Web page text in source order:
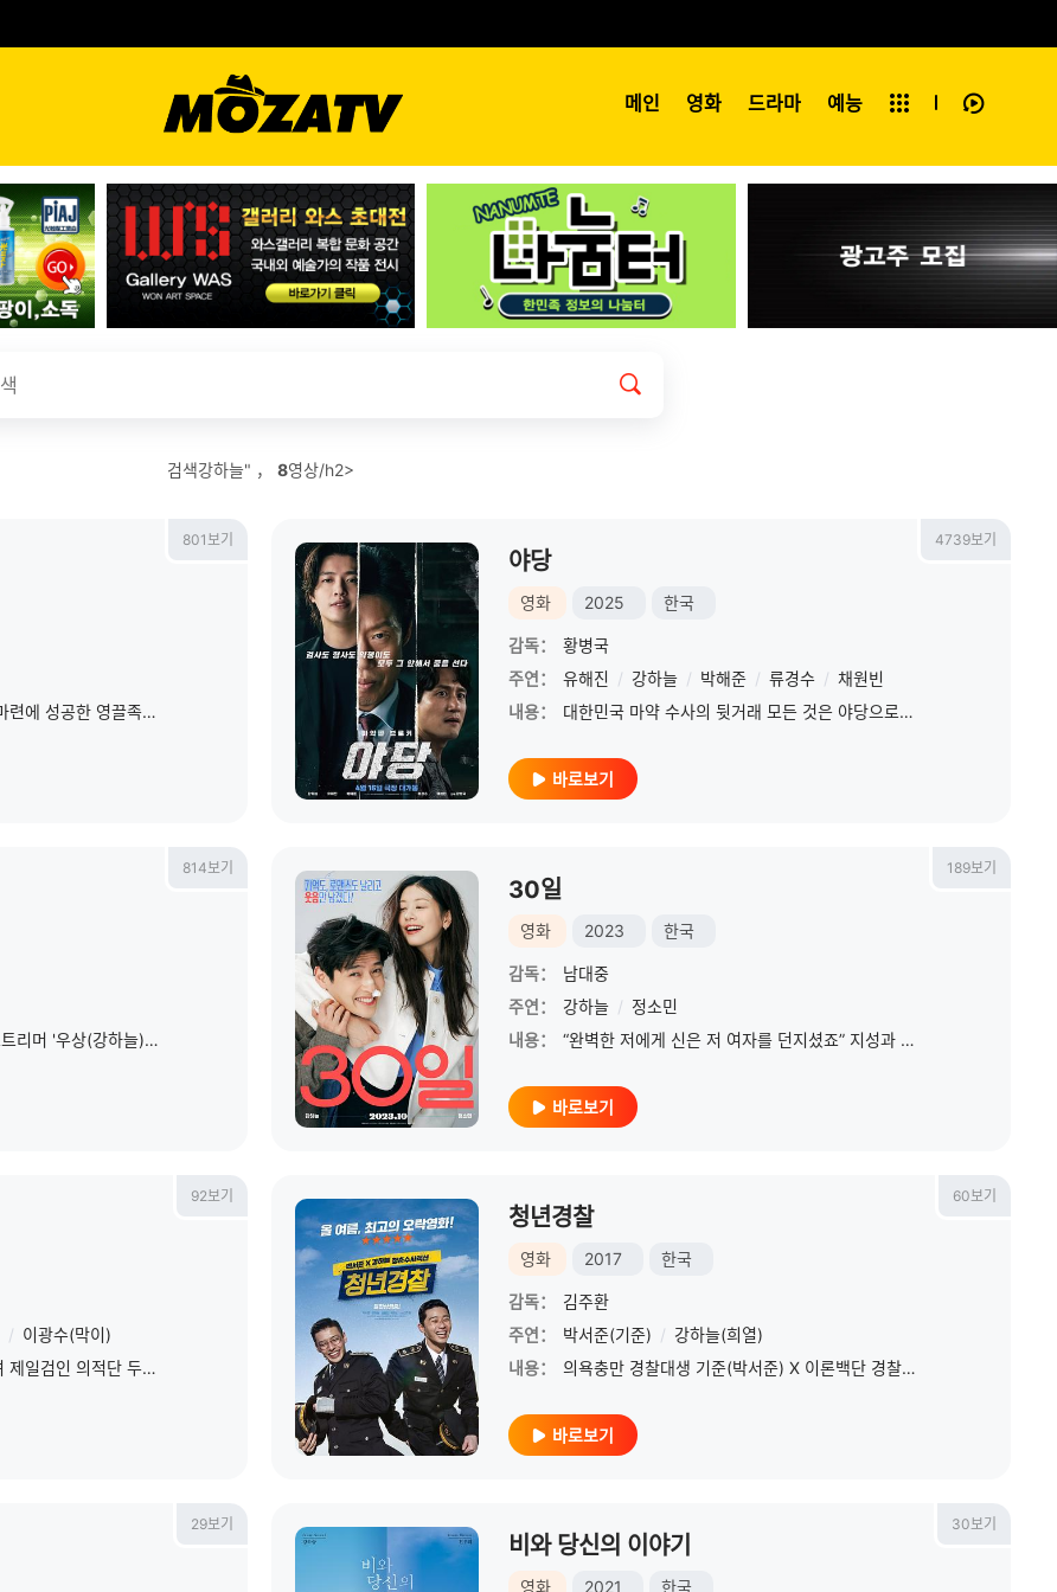
메인 영화 드라마 예능
전체보기
검색강하늘" ， 8영상/h2>
801보기
84제곱미터 아파트로 내 집 마련에 성공한 영끌족 우성이 정체를 알 수 없는 층간소음에 시달리며 벌어지는 예측불허 스릴러
4739보기
야당
영화 2025 한국
감독：
황병국
주연：
유해진 / 강하늘 / 박해준 / 류경수 / 채원빈
내용：
대한민국 마약 수사의 뒷거래 모든 것은 야당으로부터 시작된다! 누명을 쓰고 교도소에 수감된 이강수(강하늘)는 검사 구관희(유해진)로부터 감형을 조건으로 야당을 제안받는다. 강수는
바로보기
814보기
구독자 수 1위의 범죄 채널 스트리머 '우상(강하늘)'이 풀리지 않던 연쇄살인 사건의 단서를 발견하고 범인을 추적하는 과정을 실시간으로 방송하며 벌어지는 스릴러
189보기
30일
영화 2023 한국
감독：
남대중
주연：
강하늘 / 정소민
내용：
“완벽한 저에게 신은 저 여자를 던지셨죠” 지성과 외모 그리고 찌질함까지 타고난, '정열'(강하늘). “모기 같은 존재죠. 존재의 이유를 모르겠는?” 능력과 커리어
바로보기
92보기
/ 이광수(막이)
“가자, 보물 찾으러!”자칭 고려 제일검인 의적단 두목 ‘무치’(강하늘)와 바다를 평정한 해적선의 주인 ‘해랑’(한효주). 한 배에서 운명을 함께하게 된 이들이지
60보기
청년경찰
영화 2017 한국
감독：
김주환
주연：
박서준(기준) / 강하늘(희열)
내용：
의욕충만 경찰대생 기준(박서준) X 이론백단 경찰대생 희열(강하늘) 둘도 없는 친구인 두 사람은 외출을 나왔다 우연히 납치 사건을 목격하게 된다. 목격자는 오직 두 사람 뿐! 기준
바로보기
29보기 30보기
비와 당신의 이야기
영화 2021 한국